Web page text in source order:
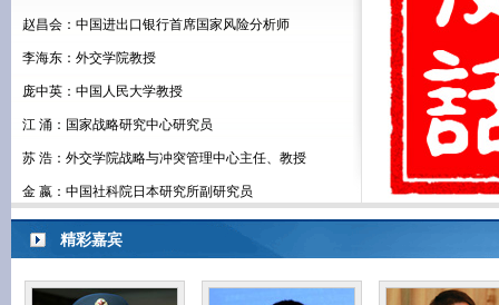
会主任朱维群
宋方敏少将
清华大学中文系教
房宁
院长张树华
中国人民大学比较
度研究所所长杨
林桂军：对外经济
曹和平：北京大学
经济委员会副主任张国宝
安德烈·杰尼索夫
塔雷克·阿姆里：突
艾琳娜：奥地利驻
兰杰特·乌杨高达：
杰尼索夫
阿姆里
张琏瑰：中央党校教授
王缉思：北京大学国际国际战略研究院院长
黄 平：中国社科院欧洲研究所所长
王宪举：国务院发展研究中心欧亚社研所副所长
精彩嘉宾